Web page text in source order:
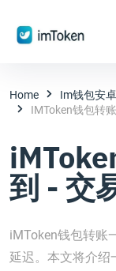
Home
Im钱包安
IMToken钱包转
到 - 交
iMToken钱包转账
延迟。本文将介绍